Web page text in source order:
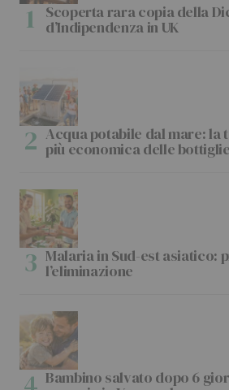
Scoperta rara copia della
d’Indipendenza in UK
Acqua potabile dal mare: la
più economica delle bottiglie
Malaria in Sud-est asiatico:
l’eliminazione
Bambino salvato dopo 6